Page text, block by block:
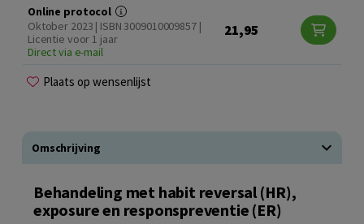
Online protocol
Oktober 2023 | ISBN 3009010009857 |
Licentie voor 1 jaar
Direct via e-mail
21,95
Plaats op wensenlijst
Omschrijving
Behandeling met habit reversal (HR),
exposure en responspreventie (ER)